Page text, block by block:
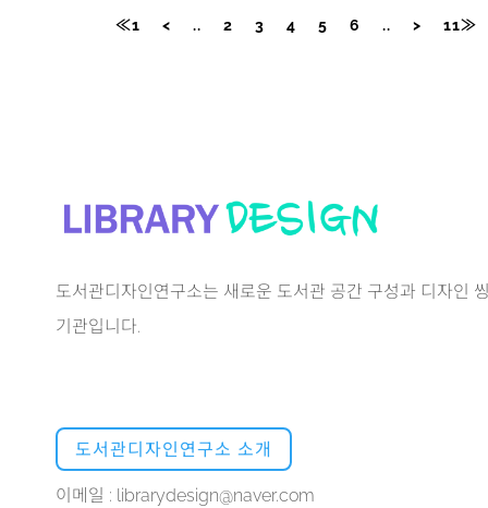
≪1 < .. 2 3 4 5 6 .. > 11≫
도서관디자인연구소는 새로운 도서관 공간 구성과 디자인
기관입니다.
도서관디자인연구소 소개
이메일 : librarydesign@naver.com